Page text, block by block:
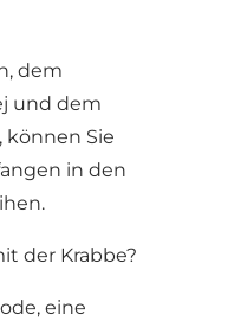
dem
und dem
, können Sie
in den
der Krabbe?
eine